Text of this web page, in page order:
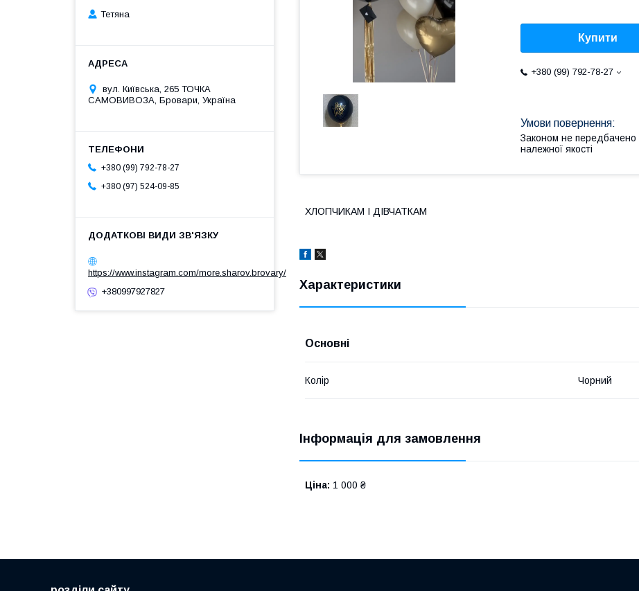
Купити
+380 (99) 792-78-27
Законом не передбачено
належної якості
ХЛОПЧИКАМ І ДІВЧАТКАМ
Характеристики
Основні
Колір Чорний
Інформація для замовлення
Ціна: 1 000 ₴
Тетяна
вул. Київська, 265 ТОЧКА
САМОВИВОЗА, Бровари, Україна
+380 (99) 792-78-27
+380 (97) 524-09-85
https://www.instagram.com/more.sharov.brovary/
+380997927827